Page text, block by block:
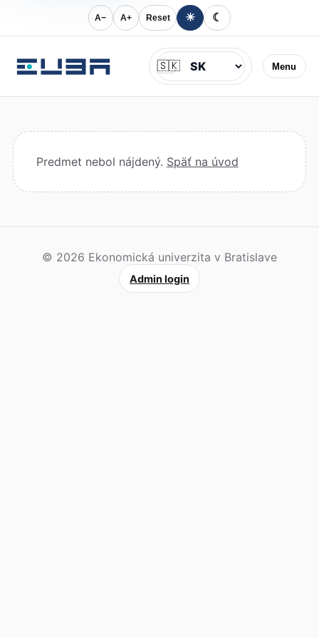
A− A+ Reset ☀ ☾
Menu
Jazyk
🇸🇰
Predmet nebol nájdený. Späť na úvod
© 2026 Ekonomická univerzita v Bratislave
Admin login